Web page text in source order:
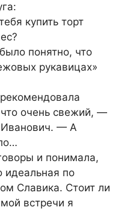
купить торт
понятно, что
рукавицах»
очень свежий, —
Иванович. — А
и понимала,
идеальная по
Славика. Стоит ли
встречи я